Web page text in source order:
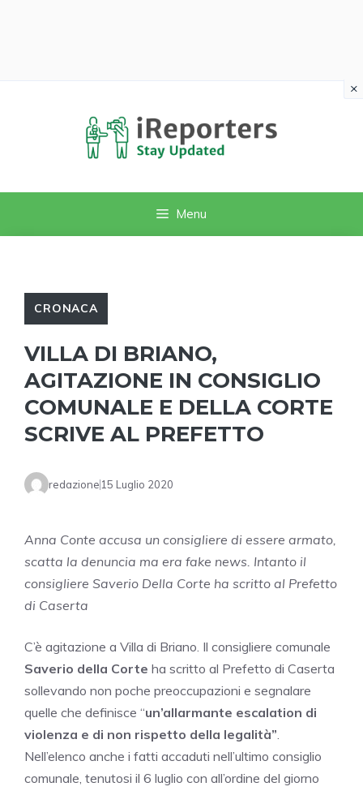
Menu
CRONACA
VILLA DI BRIANO,
AGITAZIONE IN CONSIGLIO
COMUNALE E DELLA CORTE
SCRIVE AL PREFETTO
redazione 15 Luglio 2020
Anna Conte accusa un consigliere di essere armato,
scatta la denuncia ma era fake news. Intanto il
consigliere Saverio Della Corte ha scritto al Prefetto
di Caserta
C’è agitazione a Villa di Briano. Il consigliere comunale
Saverio della Corte ha scritto al Prefetto di Caserta
sollevando non poche preoccupazioni e segnalare
quelle che definisce “un’allarmante escalation di
violenza e di non rispetto della legalità”.
Nell’elenco anche i fatti accaduti nell’ultimo consiglio
comunale, tenutosi il 6 luglio con all’ordine del giorno
×